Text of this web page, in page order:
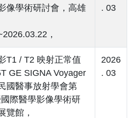
像學術研討會，高雄
，
. 03
T1 / T2 映射正常值
GE SIGNA Voyager
國醫事放射學會第
際醫學影像學術研
覽館，
2026
. 03